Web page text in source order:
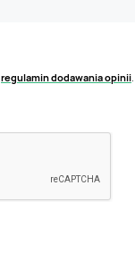
regulamin dodawania opinii